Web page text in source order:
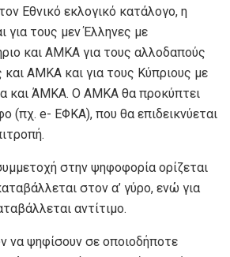
Εθνικό εκλογικό κατάλογο, η
για τους μεν Έλληνες με
και ΑΜΚΑ για τους αλλοδαπούς
και ΑΜΚΑ και για τους Κύπριους με
και ΆΜΚΑ. Ο ΑΜΚΑ θα προκύπτει
(πχ. e- ΕΦΚΑ), που θα επιδεικνύεται
στην ψηφοφορία ορίζεται
στον α’ γύρο, ενώ για
αντίτιμο.
να ψηφίσουν σε οποιοδήποτε